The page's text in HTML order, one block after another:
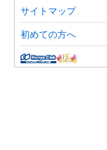
サイトマップ
初めての方へ